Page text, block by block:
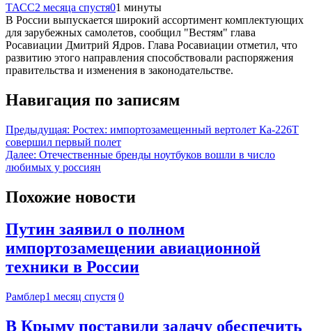
ТАСС2 месяца спустя01 минуты
В России выпускается широкий ассортимент комплектующих
для зарубежных самолетов, сообщил "Вестям" глава
Росавиации Дмитрий Ядров. Глава Росавиации отметил, что
развитию этого направления способствовали распоряжения
правительства и изменения в законодательстве.
Навигация по записям
Предыдущая: Ростех: импортозамещенный вертолет Ка-226Т
совершил первый полет
Далее: Отечественные бренды ноутбуков вошли в число
любимых у россиян
Похожие новости
Путин заявил о полном
импортозамещении авиационной
техники в России
Рамблер1 месяц спустя 0
В Крыму поставили задачу обеспечить